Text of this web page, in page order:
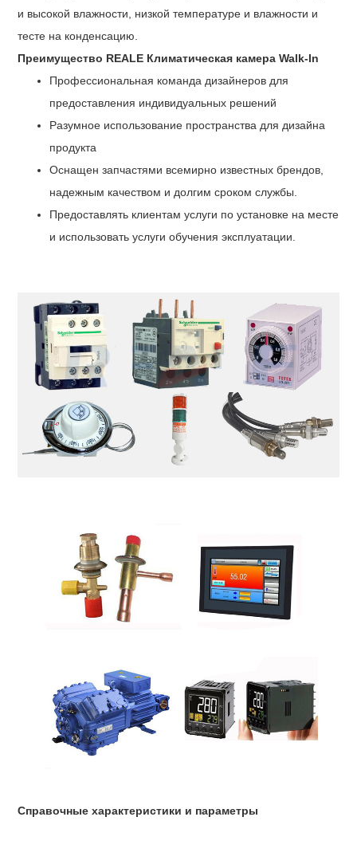
и высокой влажности, низкой температуре и влажности и
тесте на конденсацию.
Преимущество REALE Климатическая камера Walk-In
Профессиональная команда дизайнеров для
предоставления индивидуальных решений
Разумное использование пространства для дизайна
продукта
Оснащен запчастями всемирно известных брендов,
надежным качеством и долгим сроком службы.
Предоставлять клиентам услуги по установке на месте
и использовать услуги обучения эксплуатации.
Справочные характеристики и параметры